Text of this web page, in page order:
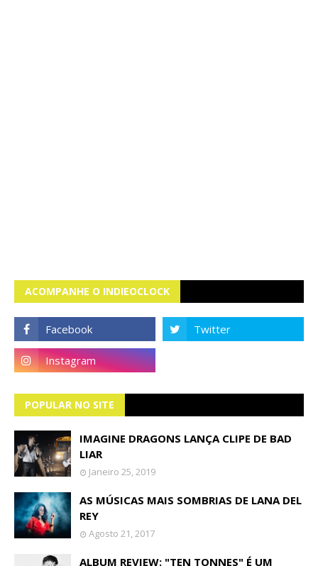
ACOMPANHE O INDIEOCLOCK
POPULAR NO SITE
IMAGINE DRAGONS LANÇA CLIPE DE BAD
LIAR
Janeiro 25, 2019
AS MÚSICAS MAIS SOMBRIAS DE LANA DEL
REY
Agosto 21, 2017
ALBUM REVIEW: "TEN TONNES" É UM